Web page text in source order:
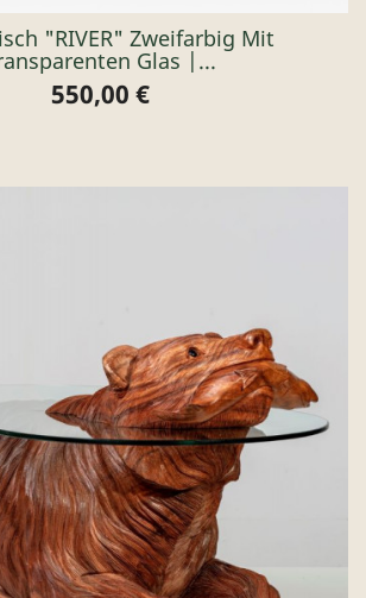
"RIVER" Zweifarbig Mit
Glas |...
Preis
550,00 €